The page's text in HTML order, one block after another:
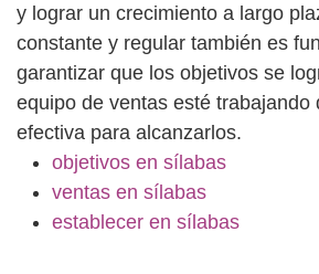
y lograr un crecimiento a largo
constante y regular también es
garantizar que los objetivos se
equipo de ventas esté trabajando
efectiva para alcanzarlos.
objetivos en sílabas
ventas en sílabas
establecer en sílabas